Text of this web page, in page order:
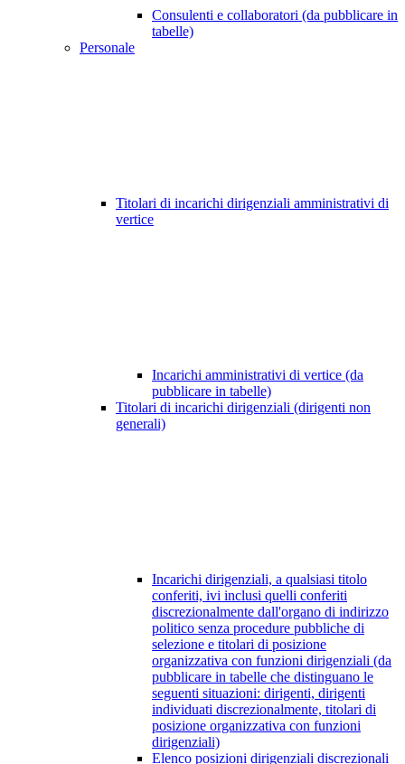
Consulenti e collaboratori (da pubblicare in
tabelle)
Personale
Titolari di incarichi dirigenziali amministrativi di
vertice
Incarichi amministrativi di vertice (da
pubblicare in tabelle)
Titolari di incarichi dirigenziali (dirigenti non
generali)
Incarichi dirigenziali, a qualsiasi titolo
conferiti, ivi inclusi quelli conferiti
discrezionalmente dall'organo di indirizzo
politico senza procedure pubbliche di
selezione e titolari di posizione
organizzativa con funzioni dirigenziali (da
pubblicare in tabelle che distinguano le
seguenti situazioni: dirigenti, dirigenti
individuati discrezionalmente, titolari di
posizione organizzativa con funzioni
dirigenziali)
Elenco posizioni dirigenziali discrezionali